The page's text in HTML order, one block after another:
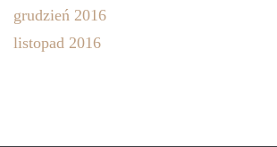
grudzień 2016
listopad 2016